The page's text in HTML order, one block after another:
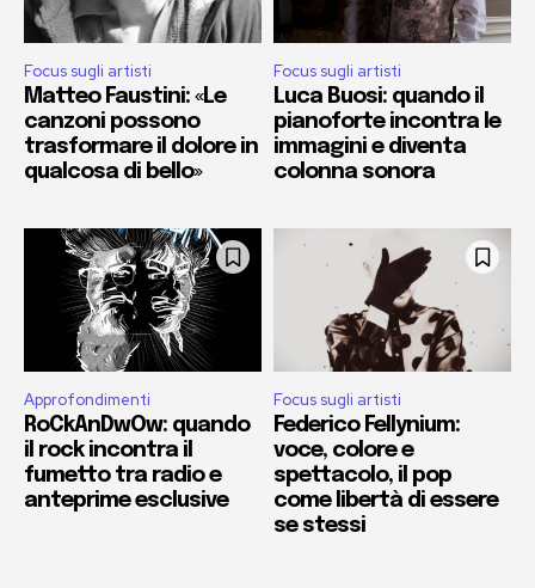
Focus sugli artisti
Matteo Faustini: «Le
canzoni possono
trasformare il dolore in
qualcosa di bello»
Focus sugli artisti
Luca Buosi: quando il
pianoforte incontra le
immagini e diventa
colonna sonora
Approfondimenti
RoCkAnDwOw: quando
il rock incontra il
fumetto tra radio e
anteprime esclusive
Focus sugli artisti
Federico Fellynium:
voce, colore e
spettacolo, il pop
come libertà di essere
se stessi